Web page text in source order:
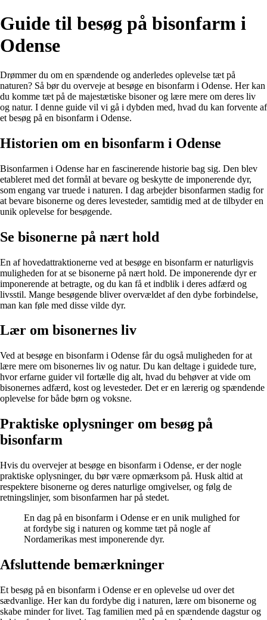
Guide til besøg på bisonfarm i
Odense
Drømmer du om en spændende og anderledes oplevelse tæt på
naturen? Så bør du overveje at besøge en bisonfarm i Odense. Her kan
du komme tæt på de majestætiske bisoner og lære mere om deres liv
og natur. I denne guide vil vi gå i dybden med, hvad du kan forvente af
et besøg på en bisonfarm i Odense.
Historien om en bisonfarm i Odense
Bisonfarmen i Odense har en fascinerende historie bag sig. Den blev
etableret med det formål at bevare og beskytte de imponerende dyr,
som engang var truede i naturen. I dag arbejder bisonfarmen stadig for
at bevare bisonerne og deres levesteder, samtidig med at de tilbyder en
unik oplevelse for besøgende.
Se bisonerne på nært hold
En af hovedattraktionerne ved at besøge en bisonfarm er naturligvis
muligheden for at se bisonerne på nært hold. De imponerende dyr er
imponerende at betragte, og du kan få et indblik i deres adfærd og
livsstil. Mange besøgende bliver overvældet af den dybe forbindelse,
man kan føle med disse vilde dyr.
Lær om bisonernes liv
Ved at besøge en bisonfarm i Odense får du også muligheden for at
lære mere om bisonernes liv og natur. Du kan deltage i guidede ture,
hvor erfarne guider vil fortælle dig alt, hvad du behøver at vide om
bisonernes adfærd, kost og levesteder. Det er en lærerig og spændende
oplevelse for både børn og voksne.
Praktiske oplysninger om besøg på
bisonfarm
Hvis du overvejer at besøge en bisonfarm i Odense, er der nogle
praktiske oplysninger, du bør være opmærksom på. Husk altid at
respektere bisonerne og deres naturlige omgivelser, og følg de
retningslinjer, som bisonfarmen har på stedet.
En dag på en bisonfarm i Odense er en unik mulighed for
at fordybe sig i naturen og komme tæt på nogle af
Nordamerikas mest imponerende dyr.
Afsluttende bemærkninger
Et besøg på en bisonfarm i Odense er en oplevelse ud over det
sædvanlige. Her kan du fordybe dig i naturen, lære om bisonerne og
skabe minder for livet. Tag familien med på en spændende dagstur og